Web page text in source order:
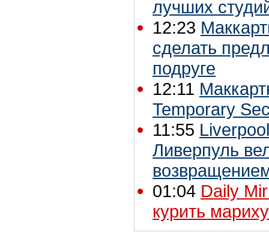
лучших
12:23
сделать
подруге
12:11
Temporary
11:55
Ливерпуль
01:04 Daily
курить